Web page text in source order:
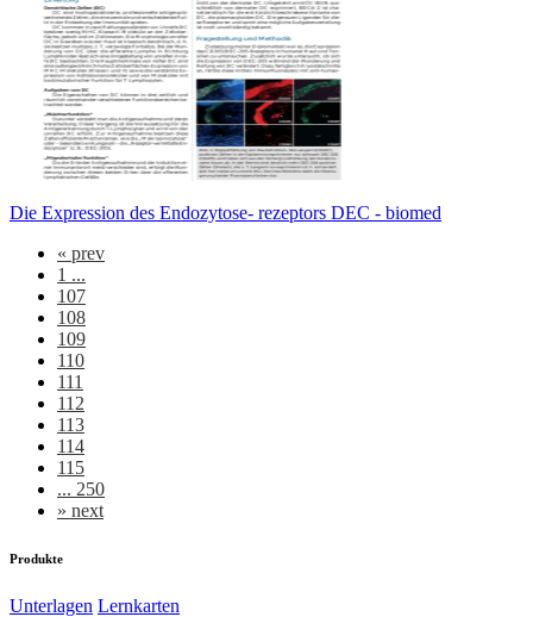
Die Expression des Endozytose- rezeptors DEC - biomed
« prev
1 ...
107
108
109
110
111
112
113
114
115
... 250
» next
Produkte
Unterlagen Lernkarten